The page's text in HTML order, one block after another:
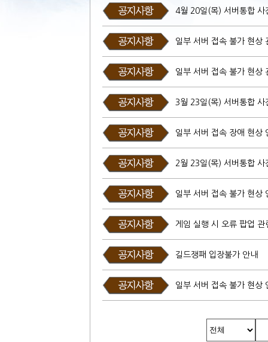
4월 20일(목) 서버통합 사
일부 서버 접속 불가 현상
일부 서버 접속 불가 현상
3월 23일(목) 서버통합 사
일부 서버 접속 장애 현상
2월 23일(목) 서버통합 사
일부 서버 접속 불가 현상
게임 실행 시 오류 팝업 관
길드쟁패 입장불가 안내
일부 서버 접속 불가 현상